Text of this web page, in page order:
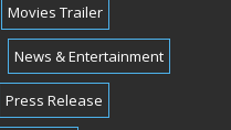
Movies Trailer
News & Entertainment
Press Release